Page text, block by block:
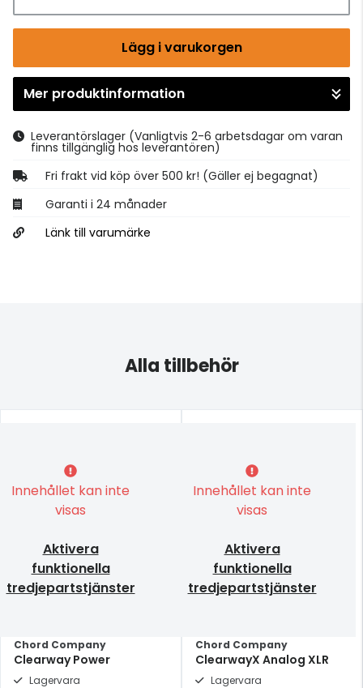
Lägg i varukorgen
Gå till kassan
Mer produktinformation
Leverantörslager (Vanligtvis 2-6 arbetsdagar om varan
finns tillgänglig hos leverantören)
Fri frakt vid köp över 500 kr! (Gäller ej begagnat)
Garanti i 24 månader
Länk till varumärke
Alla tillbehör
Innehållet kan inte
visas
Aktivera
funktionella
tredjepartstjänster
Chord Company
Clearway Power
Lagervara
Innehållet kan inte
visas
Aktivera
funktionella
tredjepartstjänster
Chord Company
ClearwayX Analog XLR
Lagervara